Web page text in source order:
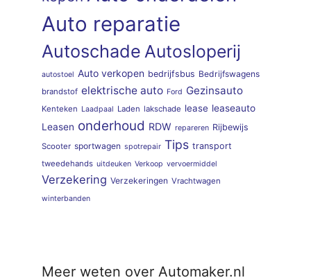
Auto reparatie
Autoschade Autosloperij
autostoel Auto verkopen bedrijfsbus Bedrijfswagens
brandstof elektrische auto Ford Gezinsauto
Kenteken Laadpaal Laden lakschade lease leaseauto
Leasen onderhoud RDW repareren Rijbewijs
Scooter sportwagen spotrepair Tips transport
tweedehands uitdeuken Verkoop vervoermiddel
Verzekering Verzekeringen Vrachtwagen
winterbanden
Meer weten over Automaker.nl